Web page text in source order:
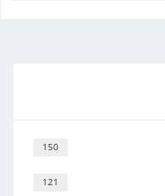
150
121